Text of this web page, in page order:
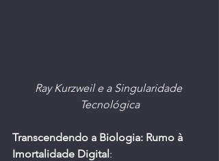
Ray Kurzweil e a Singularidade
Tecnológica
Transcendendo a Biologia: Rumo à
Imortalidade Digital: